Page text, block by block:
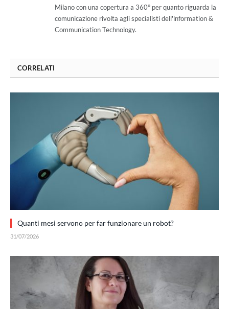
Milano con una copertura a 360° per quanto riguarda la
comunicazione rivolta agli specialisti dell'lnformation &
Communication Technology.
CORRELATI
Quanti mesi servono per far funzionare un robot?
31/07/2026